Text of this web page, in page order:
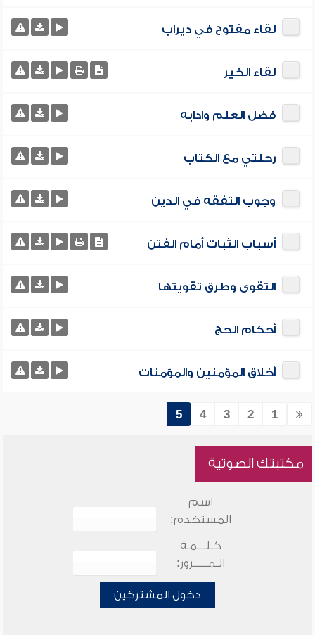
لقاء مفتوح في ديراب
لقاء الخير
فضل العلم وآدابه
رحلتي مع الكتاب
وجوب التفقه في الدين
أسباب الثبات أمام الفتن
التقوى وطرق تقويتها
أحكام الحج
أخلاق المؤمنين والمؤمنات
1
2
3
4
5
مكتبتك الصوتية
اسم
المستخدم:
كـلـــمـة
الـمـــــرور:
دخول المشتركين